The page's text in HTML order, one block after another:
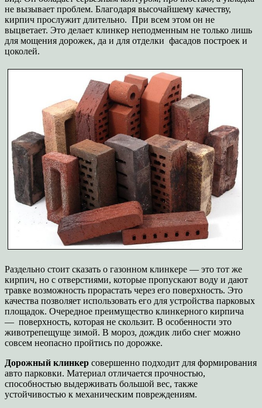
не вызывает проблем. Благодаря высочайшему качеству,
кирпич прослужит длительно. При всем этом он не
выцветает. Это делает клинкер неподменным не только лишь
для мощения дорожек, да и для отделки фасадов построек и
цоколей.
Раздельно стоит сказать о газонном клинкере — это тот же
кирпич, но с отверстиями, которые пропускают воду и дают
травке возможность прорастать через его поверхность. Это
качества позволяет использовать его для устройства парковых
площадок. Очередное преимущество клинкерного кирпича
— поверхность, которая не скользит. В особенности это
животрепещуще зимой. В мороз, дождик либо снег можно
совсем неопасно пройтись по дорожке.
Дорожный клинкер совершенно подходит для формирования
авто парковки. Материал отличается прочностью,
способностью выдерживать большой вес, также
устойчивостью к механическим повреждениям.